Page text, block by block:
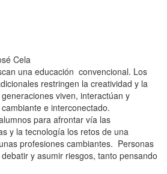
una educación convencional. Los
restringen la creatividad y la
viven, interactúan y
e interconectado.
para afrontar vía las
y la tecnología los retos de una
profesiones cambiantes. Personas
y asumir riesgos, tanto pensando